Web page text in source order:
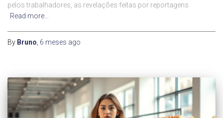
pelos trabalhadores, as revelações feitas por reportagens
Read more…
By Bruno 6 meses ago